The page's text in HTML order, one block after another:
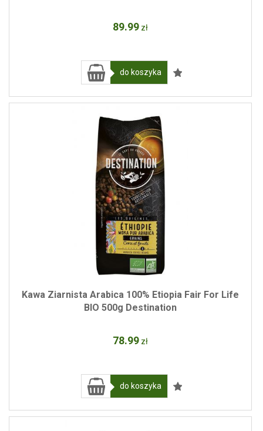
89.99 zł
do koszyka
Kawa Ziarnista Arabica 100% Etiopia Fair For Life
BIO 500g Destination
78.99 zł
do koszyka